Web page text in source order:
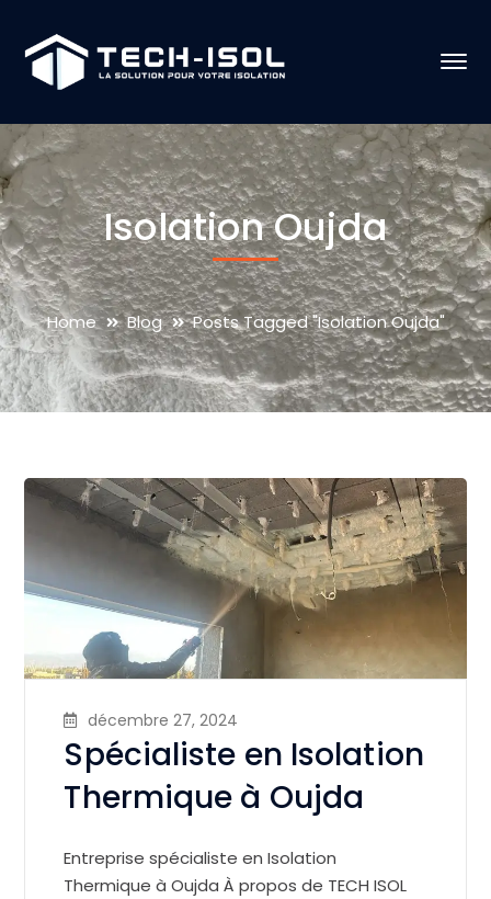
Isolation Oujda
Home Blog Posts Tagged "Isolation Oujda"
décembre 27, 2024
Spécialiste en Isolation
Thermique à Oujda
Entreprise spécialiste en Isolation
Thermique à Oujda À propos de TECH ISOL